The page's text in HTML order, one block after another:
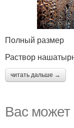
Полный размер
Раствор
читать дальше →
Вас может